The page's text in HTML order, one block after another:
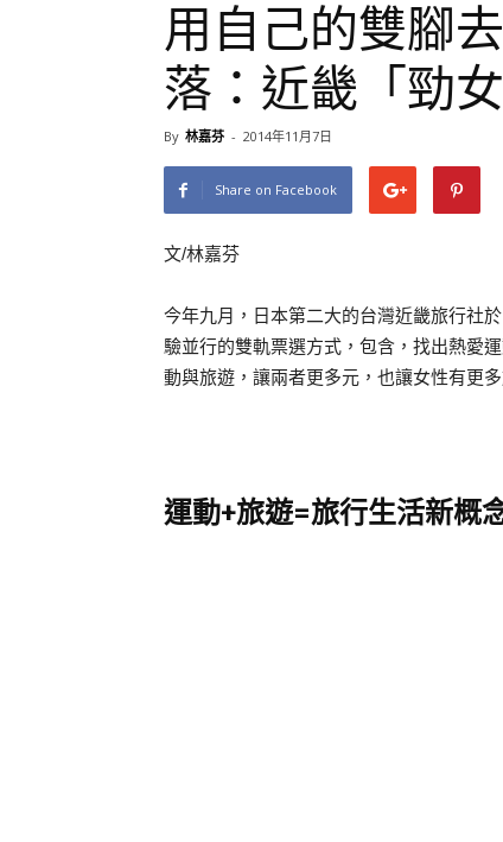
用自己的雙腳
落：近畿「勁
By 林嘉芬 - 2014年11月7日
Share on Facebook
文/林嘉芬
今年九月，日本第二大的台灣近畿旅行社
驗並行的雙軌票選方式，包含，找出熱愛
動與旅遊，讓兩者更多元，也讓女性有更
運動+旅遊=旅行生活新概